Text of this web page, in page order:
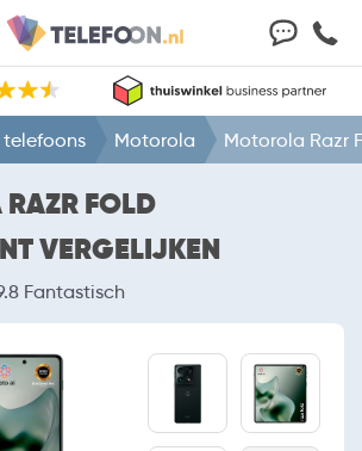
Motorola Motorola Razr
FOLD
VERGELIJKEN
Fantastisch